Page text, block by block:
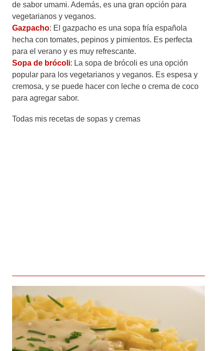
de sabor umami. Además, es una gran opción para
vegetarianos y veganos.
Gazpacho: El gazpacho es una sopa fría española
hecha con tomates, pepinos y pimientos. Es perfecta
para el verano y es muy refrescante.
Sopa de brócoli: La sopa de brócoli es una opción
popular para los vegetarianos y veganos. Es espesa y
cremosa, y se puede hacer con leche o crema de coco
para agregar sabor.
Todas mis recetas de sopas y cremas